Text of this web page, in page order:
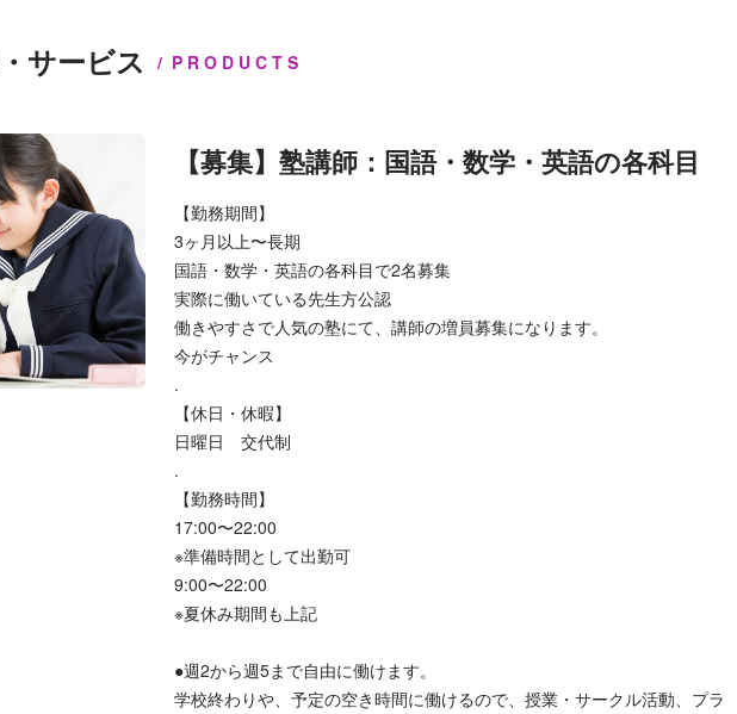
サービス PRODUCTS
【募集】塾講師：国語・数学・英語の各科目
【勤務期間】
3ヶ月以上〜長期
国語・数学・英語の各科目で2名募集
実際に働いている先生方公認
働きやすさで人気の塾にて、講師の増員募集になります。
今がチャンス
.
【休日・休暇】
日曜日 交代制
.
【勤務時間】
17:00〜22:00
※準備時間として出勤可
9:00〜22:00
※夏休み期間も上記
●週2から週5まで自由に働けます。
学校終わりや、予定の空き時間に働けるので、授業・サークル活動、プラ